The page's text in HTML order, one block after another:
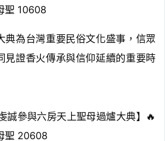
典為台灣重要民俗文化盛事，信眾
見證香火傳承與信仰延續的重要時